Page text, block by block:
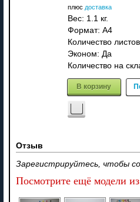
плюс доставка
Вес: 1.1 кг.
Формат: A4
Количество
Эконом: Да
Количество на
В корзину
Отзыв
Зарегистрируйтесь, чтобы
Посмотрите ещё модели